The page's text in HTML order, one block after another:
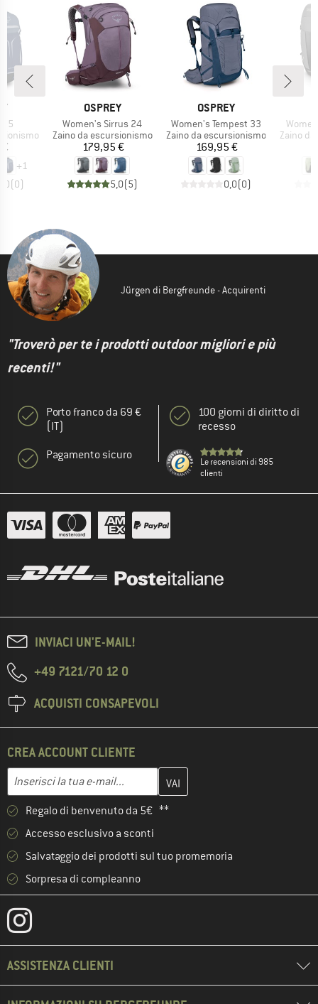
+1
(0)
MARCHIO
OSPREY
Articolo
Women's Sirrus 24
Gruppo di prodotti
Zaino da escursionismo
Prezzo
179,95 €
5,0(5)
MARCHIO
OSPREY
Articolo
Women's Tempest 33
Gruppo di prodotti
Zaino da escursionismo
Prezzo
169,95 €
0,0(0)
Articolo
Gruppo
Zaino
Jürgen di Bergfreunde - Acquirenti
"Troverò per te i prodotti outdoor migliori e più
recenti!"
Porto franco da 69 €
(IT)
Pagamento sicuro
100 giorni di diritto di
recesso
Le recensioni di 985
clienti
INVIACI UN'E-MAIL!
+49 7121/70 12 0
ACQUISTI CONSAPEVOLI
CREA ACCOUNT CLIENTE
Indirizzo e-mail
Inserisci qui il tuo indirizzo e-mail e crea il tuo account cliente
Regalo di benvenuto da 5€ **
Accesso esclusivo a sconti
Salvataggio dei prodotti sul tuo promemoria
Sorpresa di compleanno
ASSISTENZA CLIENTI